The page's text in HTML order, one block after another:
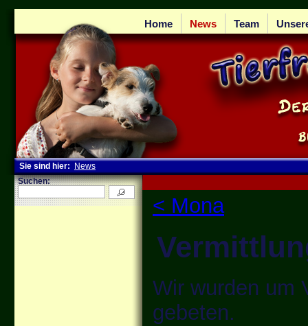
Home News Team
Sie sind hier:
News
Suchen:
< Mona
Wir wurden um
gebeten.